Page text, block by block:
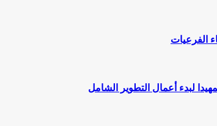
الفرعيات
لبدء أعمال التطوير الشامل